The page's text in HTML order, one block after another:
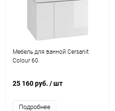
Мебель для ванной Cersanit
Colour 60
25 160 руб. / шт
Подробнее